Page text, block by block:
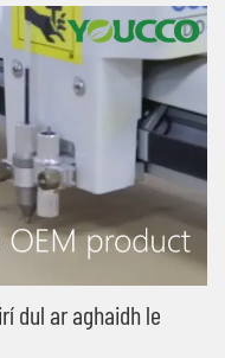
dul ar aghaidh le